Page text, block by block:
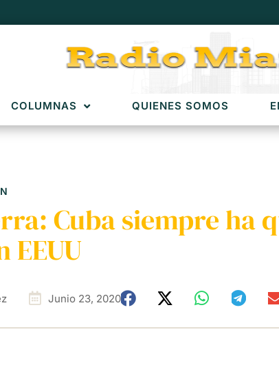
COLUMNAS QUIENES SOMOS
Cuba siempre ha
EEUU
Junio 23, 2020